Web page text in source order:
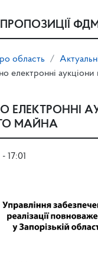
область
електронні
ЕЛЕКТРОННІ
МАЙНА
17:01